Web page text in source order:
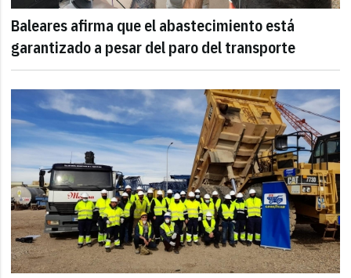
Baleares afirma que el abastecimiento está
garantizado a pesar del paro del transporte